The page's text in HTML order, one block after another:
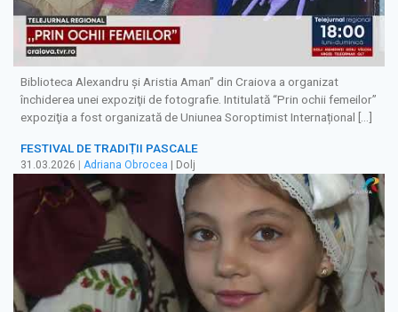
Biblioteca Alexandru și Aristia Aman” din Craiova a organizat
închiderea unei expoziţii de fotografie. Intitulată “Prin ochii femeilor”
expoziţia a fost organizată de Uniunea Soroptimist Internațional […]
FESTIVAL DE TRADIȚII PASCALE
31.03.2026 | Adriana Obrocea | Dolj